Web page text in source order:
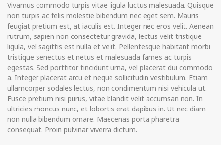
Vivamus commodo turpis vitae ligula luctus malesuada. Quisque
non turpis ac felis molestie bibendum nec eget sem. Mauris
feugiat pretium est, at iaculis est. Integer nec eros velit. Aenean
rutrum, sapien non consectetur gravida, lectus velit tristique
ligula, vel sagittis est nulla et velit. Pellentesque habitant morbi
tristique senectus et netus et malesuada fames ac turpis
egestas. Sed porttitor tincidunt urna, vel placerat dui commodo
a. Integer placerat arcu et neque sollicitudin vestibulum. Etiam
ullamcorper sodales lectus, non condimentum nisi vehicula ut.
Fusce pretium nisi purus, vitae blandit velit accumsan non. In
ultricies rhoncus nunc, et lobortis erat dapibus in. Ut nec diam
non nulla bibendum ornare. Maecenas porta pharetra
consequat. Proin pulvinar viverra dictum.